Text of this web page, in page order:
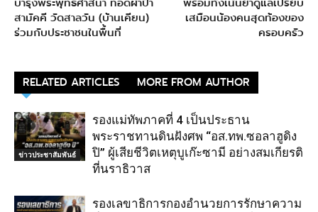
บำรุงพระพุทธศาสนา ทอดผ้าป่า
สามัคคี วัดสาลวัน (บ้านเคียน)
ร่วมกับประชาชนในพื้นที่
พร้อมทั้งเน้นย้ำดูแลเปรียบ
เสมือนน้องคนสุดท้องของ
ครอบครัว
RELATED ARTICLES MORE FROM AUTHOR
ข่าวประชาสัมพันธ์
รองแม่ทัพภาคที่ 4 เป็นประธาน
พระราชทานดินฝังศพ “อส.ทพ.ซอลาฮูดิง
ปิ” ผู้เสียชีวิตเหตุบูเก๊ะซามี อย่างสมเกียรติ
ที่นราธิวาส
รองเลขาธิการกองอำนวยการรักษาความ